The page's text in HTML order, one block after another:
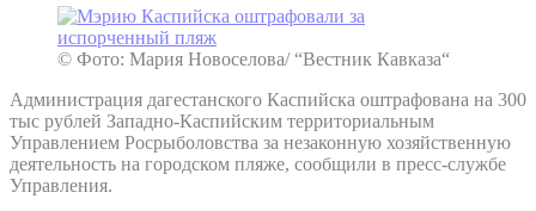
© Фото: Мария Новоселова/ “Вестник Кавказа“
Администрация дагестанского Каспийска оштрафована на 300
тыс рублей Западно-Каспийским территориальным
Управлением Росрыболовства за незаконную хозяйственную
деятельность на городском пляже, сообщили в пресс-службе
Управления.